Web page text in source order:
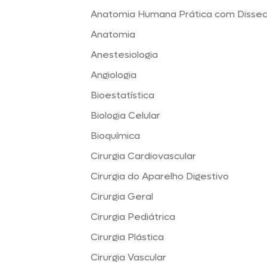
Anatomia Humana Prática com
Anatomia
Anestesiologia
Angiologia
Bioestatística
Biologia Celular
Bioquímica
Cirurgia Cardiovascular
Cirurgia do Aparelho Digestivo
Cirurgia Geral
Cirurgia Pediátrica
Cirurgia Plástica
Cirurgia Vascular